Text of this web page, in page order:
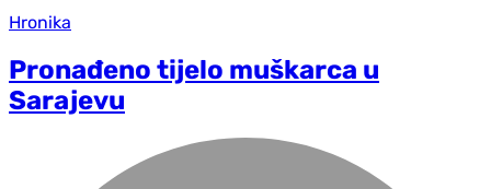
Hronika
Pronađeno tijelo muškarca u
Sarajevu